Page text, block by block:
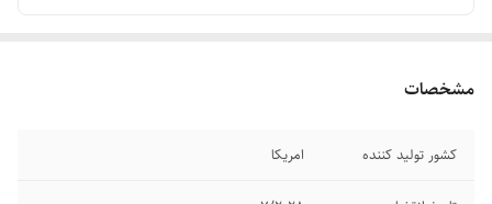
مشخصات
کشور تولید کننده امریکا